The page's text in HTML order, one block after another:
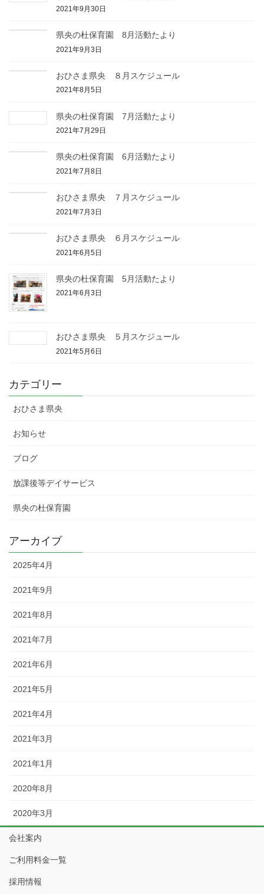
2021年9月30日
県央の杜保育園 8月活動たより
2021年9月3日
おひさま県央 ８月スケジュール
2021年8月5日
県央の杜保育園 7月活動たより
2021年7月29日
県央の杜保育園 6月活動たより
2021年7月8日
おひさま県央 ７月スケジュール
2021年7月3日
おひさま県央 ６月スケジュール
2021年6月5日
県央の杜保育園 5月活動たより
2021年6月3日
おひさま県央 ５月スケジュール
2021年5月6日
カテゴリー
おひさま県央
お知らせ
ブログ
放課後等デイサービス
県央の杜保育園
アーカイブ
2025年4月
2021年9月
2021年8月
2021年7月
2021年6月
2021年5月
2021年4月
2021年3月
2021年1月
2020年8月
2020年3月
会社案内
ご利用料金一覧
採用情報